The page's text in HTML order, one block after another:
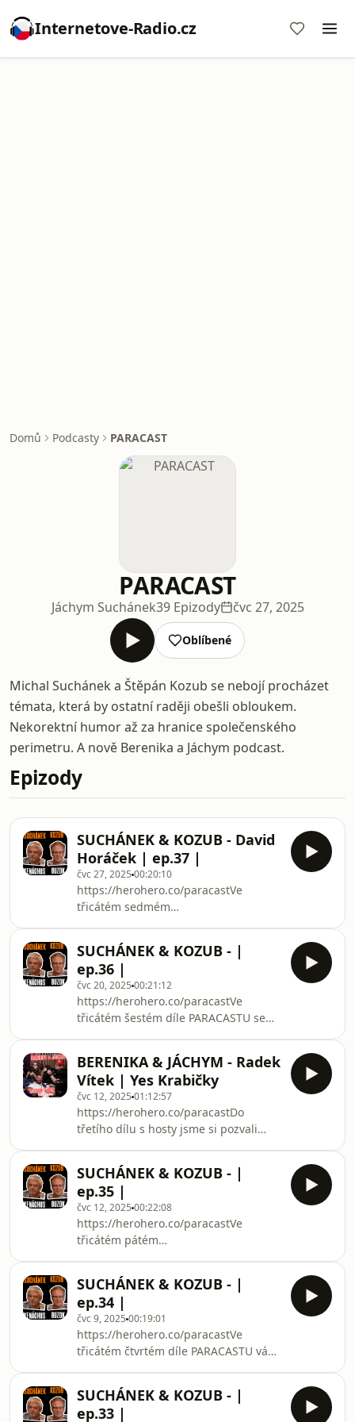
Internetove-Radio.cz
Domů Podcasty PARACAST
PARACAST
Jáchym Suchánek39 Epizody čvc 27, 2025
Oblíbené
Michal Suchánek a Štěpán Kozub se nebojí procházet
témata, která by ostatní raději obešli obloukem.
Nekorektní humor až za hranice společenského
perimetru. A nově Berenika a Jáchym podcast.
Epizody
SUCHÁNEK & KOZUB - David
Horáček | ep.37 |
čvc 27, 2025 00:20:10
https://herohero.co/paracastVe
třicátém sedmém
dlouhé době pozvali do studia hosta.
Hasiče který hovno hasí Davida
Horáčka.
SUCHÁNEK & KOZUB - |
ep.36 |
čvc 20, 2025 00:21:12
https://herohero.co/paracastVe
třicátém šestém díle PARACASTU se
BUZOK a KENÁCHUS tak jak je máte
rádi.
BERENIKA & JÁCHYM - Radek
Vítek | Yes Krabičky
čvc 12, 2025 01:12:57
https://herohero.co/paracastDo
třetího dílu s hosty jsme si pozvali
spoluhráče ze Slavie a
spoluzakladatele Yes Krabičky
nasypanýho Radka Vítka.
SUCHÁNEK & KOZUB - |
ep.35 |
čvc 12, 2025 00:22:08
https://herohero.co/paracastVe
třicátém pátém
vracejí k náboženství a víře.
SUCHÁNEK & KOZUB - |
ep.34 |
čvc 9, 2025 00:19:01
https://herohero.co/paracastVe
třicátém čtvrtém díle PARACASTU vám
Božích přikázání.
SUCHÁNEK & KOZUB - |
ep.33 |